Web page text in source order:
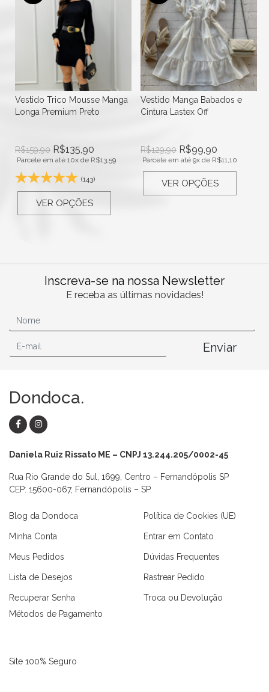
Vestido Trico Mousse Manga
Longa Premium Preto
R$159,90 R$135,90
Parcele em até 10x de R$13,59
(143)
VER OPÇÕES
Vestido Manga Babados e
Cintura Lastex Off
R$129,90 R$99,90
Parcele em até 9x de R$11,10
VER OPÇÕES
Inscreva-se na nossa Newsletter
E receba as últimas novidades!
Enviar
Dondoca.
Daniela Ruiz Rissato ME – CNPJ 13.244.205/0002-45
Rua Rio Grande do Sul, 1699, Centro – Fernandópolis SP
CEP: 15600-067, Fernandópolis – SP
Blog da Dondoca
Minha Conta
Meus Pedidos
Lista de Desejos
Recuperar Senha
Política de Cookies (UE)
Entrar em Contato
Dúvidas Frequentes
Rastrear Pedido
Troca ou Devolução
Métodos de Pagamento
Site 100% Seguro